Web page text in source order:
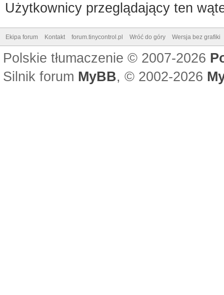
Użytkownicy przeglądający ten
Ekipa forum Kontakt forum.tinycontrol.pl Wróć do góry Wersja bez grafiki
Polskie tłumaczenie © 2007-2026
Silnik forum MyBB, © 2002-2026